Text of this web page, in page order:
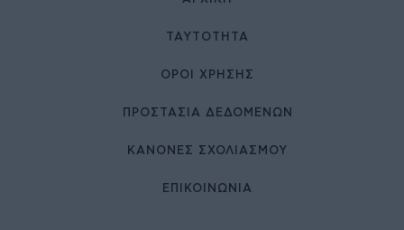
ΤΑΥΤΌΤΗΤΑ
ΌΡΟΙ ΧΡΉΣΗΣ
ΠΡΟΣΤΑΣΙΑ ΔΕΔΟΜΕΝΩΝ
ΚΑΝΟΝΕΣ ΣΧΟΛΙΑΣΜΟΥ
ΕΠΙΚΟΙΝΩΝΊΑ